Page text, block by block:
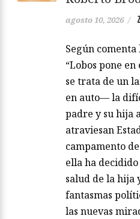
agosto 10, 2026 /
Según
“Lobos pone
se trata de un
en auto— la
padre y su hija
atraviesan
campamento
ella ha
salud de la hija
fantasmas
las nuevas